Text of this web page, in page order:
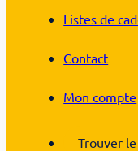
Listes de
Contact
Mon compte
Trouver